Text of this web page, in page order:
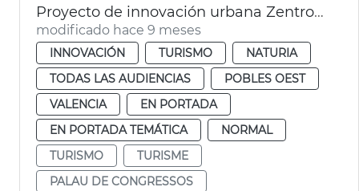
Proyecto de innovación urbana Zentropy MICE
modificado hace 9 meses
INNOVACIÓN TURISMO
NATURIA
TODAS LAS AUDIENCIAS
POBLES OEST
VALENCIA
EN PORTADA
EN PORTADA TEMÁTICA
NORMAL
TURISMO
TURISME
PALAU DE CONGRESSOS